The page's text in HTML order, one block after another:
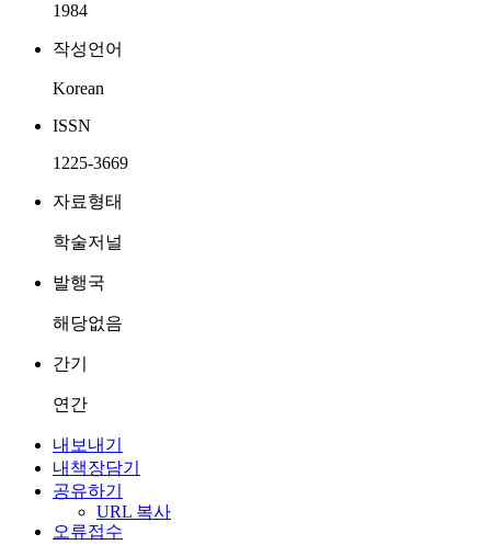
1984
작성언어
Korean
ISSN
1225-3669
자료형태
학술저널
발행국
해당없음
간기
연간
내보내기
내책장담기
공유하기
URL 복사
오류접수